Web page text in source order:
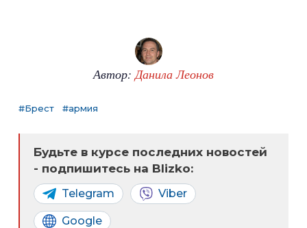
Автор:Данила Леонов
#Брест #армия
Будьте в курсе последних новостей
- подпишитесь на Blizko:
Telegram Viber
Google